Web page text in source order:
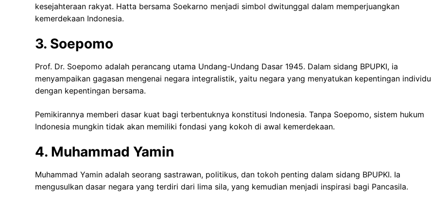
kesejahteraan rakyat. Hatta bersama Soekarno menjadi simbol dwitunggal dalam memperjuangkan
kemerdekaan Indonesia.
3. Soepomo
Prof. Dr. Soepomo adalah perancang utama Undang-Undang Dasar 1945. Dalam sidang BPUPKI, ia
menyampaikan gagasan mengenai negara integralistik, yaitu negara yang menyatukan kepentingan individu
dengan kepentingan bersama.
Pemikirannya memberi dasar kuat bagi terbentuknya konstitusi Indonesia. Tanpa Soepomo, sistem hukum
Indonesia mungkin tidak akan memiliki fondasi yang kokoh di awal kemerdekaan.
4. Muhammad Yamin
Muhammad Yamin adalah seorang sastrawan, politikus, dan tokoh penting dalam sidang BPUPKI. Ia
mengusulkan dasar negara yang terdiri dari lima sila, yang kemudian menjadi inspirasi bagi Pancasila.